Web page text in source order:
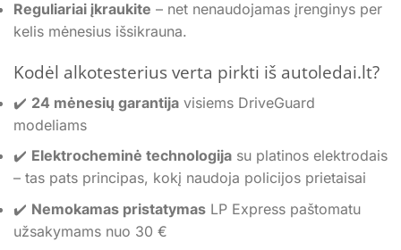
Reguliariai įkraukite – net nenaudojamas įrenginys per
kelis mėnesius išsikrauna.
Kodėl alkotesterius verta pirkti iš autoledai.lt?
✔️ 24 mėnesių garantija visiems DriveGuard
modeliams
✔️ Elektrocheminė technologija su platinos elektrodais
– tas pats principas, kokį naudoja policijos prietaisai
✔️ Nemokamas pristatymas LP Express paštomatu
užsakymams nuo 30 €